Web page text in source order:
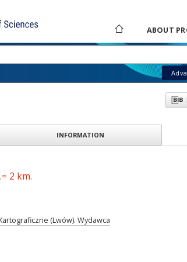
ABOUT
INFORMATION
2 km.
(Lwów). Wydawca